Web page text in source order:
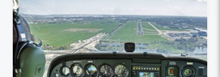
vliegschool, gemiddeld 10.000,-) Kosten PPL:
vanaf […]